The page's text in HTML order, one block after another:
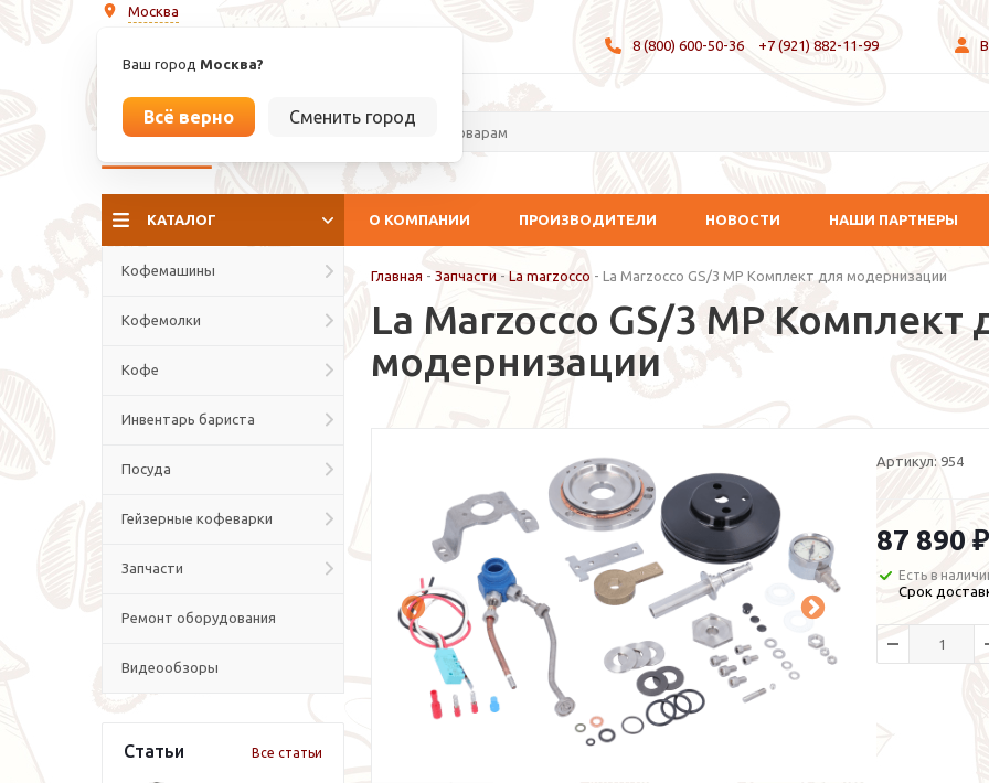
Москва
Ваш город Москва?
Всё верно Сменить город
8 (800) 600-50-36 +7 (921) 882-11-99
La culture del caffé
КАТАЛОГ О КОМПАНИИ ПРОИЗВОДИТЕЛИ НОВОСТИ НАШИ ПАРТНЕРЫ
Кофемашины
Кофемолки
Кофе
Инвентарь бариста
Посуда
Гейзерные кофеварки
Запчасти
Ремонт оборудования
Видеообзоры
Статьи Все статьи
Главная - Запчасти - La marzocco - La Marzocco GS/3 MP Комплект для модернизации
La Marzocco GS/3 MP Комплект
модернизации
Артикул: 954
87 890 ₽
Есть в
Срок